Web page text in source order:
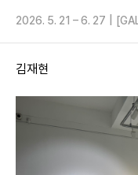
2026. 5. 21 – 6. 27
김재현